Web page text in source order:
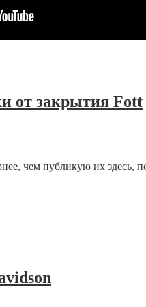
от закрытия Fott
чем публикую их здесь,